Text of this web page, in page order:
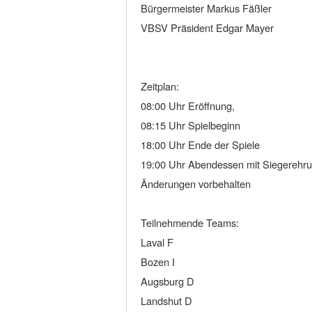
Bürgermeister Markus Fäßler
VBSV Präsident Edgar Mayer
Zeitplan:
08:00 Uhr Eröffnung,
08:15 Uhr Spielbeginn
18:00 Uhr Ende der Spiele
19:00 Uhr Abendessen mit
Änderungen vorbehalten
Teilnehmende Teams:
Laval F
Bozen I
Augsburg D
Landshut D